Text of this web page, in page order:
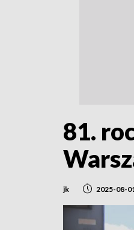
81.
jk 2025-08-01